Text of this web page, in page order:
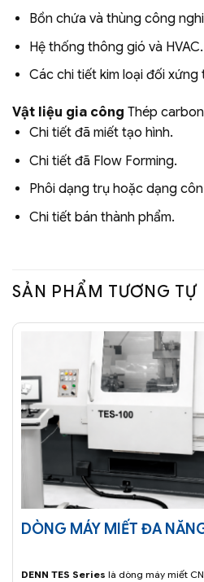
Bồn chứa và thùng công
Hệ thống thông gió và HVAC.
Các chi tiết kim loại đối xứng
Vật liệu gia công Thép
Chi tiết đã miết tạo hình.
Chi tiết đã Flow Forming.
Phôi dạng trụ hoặc dạng
Chi tiết bán thành phẩm.
SẢN PHẨM TƯƠNG TỰ
DÒNG MÁY MIẾT ĐA
DENN TES Series là dòng máy miết